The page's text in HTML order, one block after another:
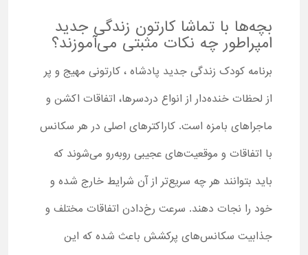
بچه‌ها با تماشا کارتون زندگی جدید
امپراطور چه نکات مثبتی می‌آموزند؟
برنامه کودک زندگی جدید پادشاه ، کارتونی مهیج و پر
از لحظات خنده‌دار از انواع دردسرها، اتفاقات اکشن و
ماجراهای بامزه است. کاراکترهای اصلی در هر سکانس
با اتفاقات و موقعیت‌های عجیبی روبه‌رو می‌شوند که
باید بتوانند هر چه سریع‌تر از آن شرایط خارج شده و
خود را نجات دهند. سرعت رخ‌دادن اتفاقات مختلف و
جذابیت سکانس‌های پرکشش باعث شده که این